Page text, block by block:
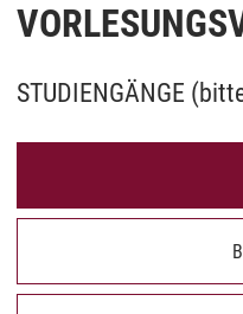
STUDIENGÄNGE (